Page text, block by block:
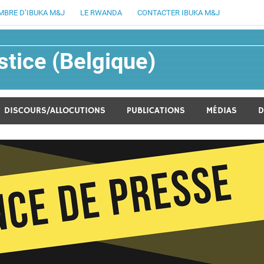
D’IBUKA M&J LE RWANDA CONTACTER IBUKA M&J
(Belgique)
fondée en août 1994
DISCOURS/ALLOCUTIONS PUBLICATIONS MÉDIAS